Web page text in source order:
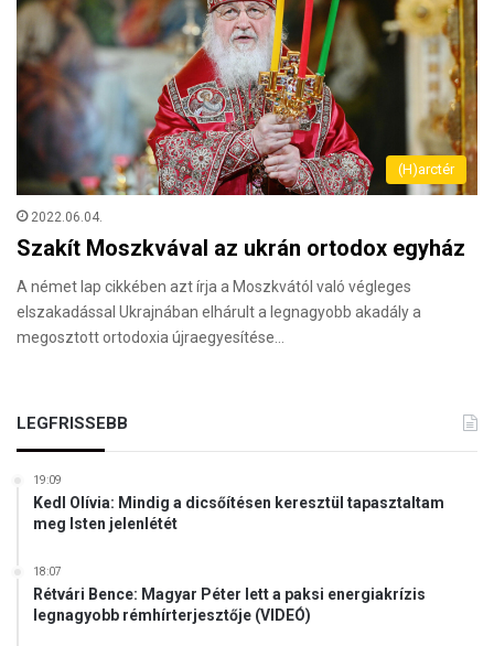
(H)arctér
2022.06.04.
Szakít Moszkvával az ukrán ortodox egyház
A német lap cikkében azt írja a Moszkvától való végleges
elszakadással Ukrajnában elhárult a legnagyobb akadály a
megosztott ortodoxia újraegyesítése…
LEGFRISSEBB
19:09
Kedl Olívia: Mindig a dicsőítésen keresztül tapasztaltam
meg Isten jelenlétét
18:07
Rétvári Bence: Magyar Péter lett a paksi energiakrízis
legnagyobb rémhírterjesztője (VIDEÓ)